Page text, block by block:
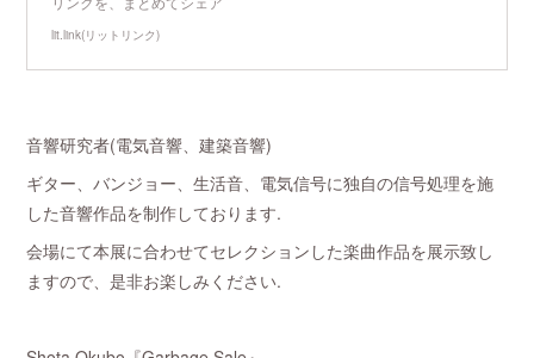
lit.link(リットリンク)
音響研究者(電気音響、建築音響)
ギター、バンジョー、生活音、電気信号に独自の信号処理を施
した音響作品を制作しております.
会場にて本展に合わせてセレクションした楽曲作品を展示致し
ますので、是非お楽しみください.